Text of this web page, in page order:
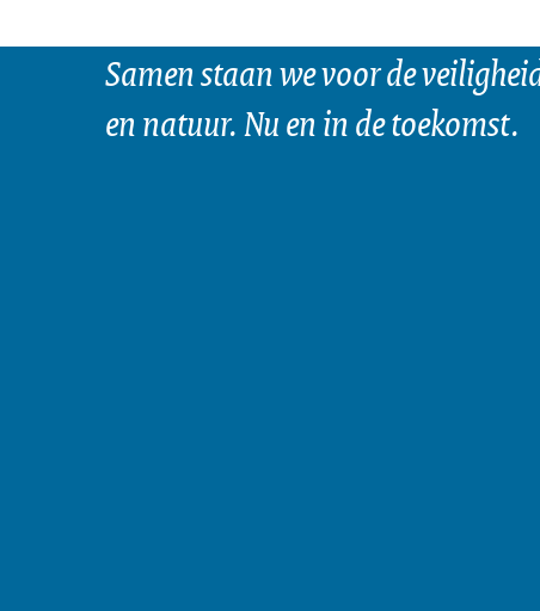
Samen staan we voor de
en natuur. Nu en in de toekomst.